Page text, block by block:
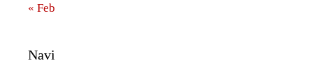
« Feb
Navi